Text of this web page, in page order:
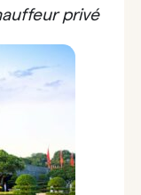
privé